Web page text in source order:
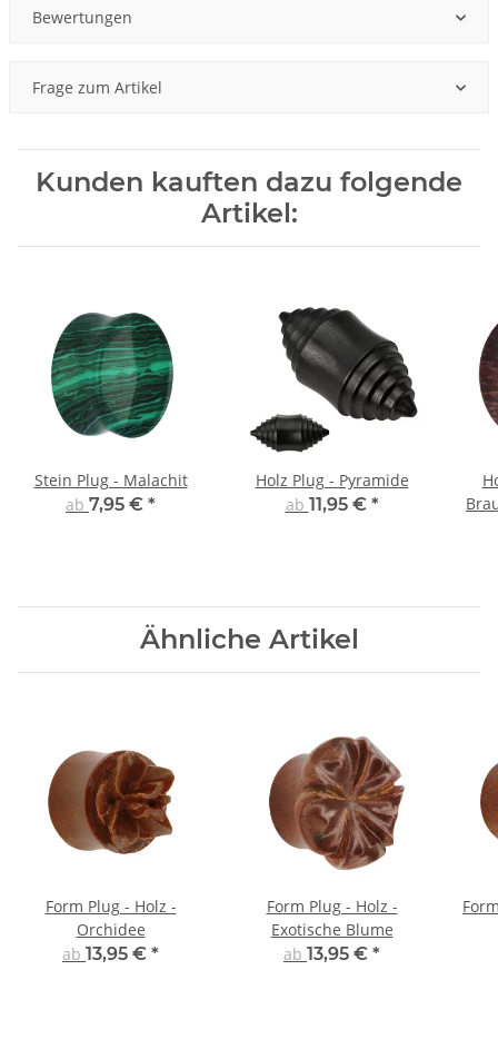
Bewertungen
Frage zum Artikel
Kunden kauften dazu folgende
Artikel:
Stein Plug - Malachit
ab 7,95 € *
Holz Plug - Pyramide
ab 11,95 € *
Ähnliche Artikel
Form Plug - Holz -
Orchidee
ab 13,95 € *
Form Plug - Holz -
Exotische Blume
ab 13,95 € *